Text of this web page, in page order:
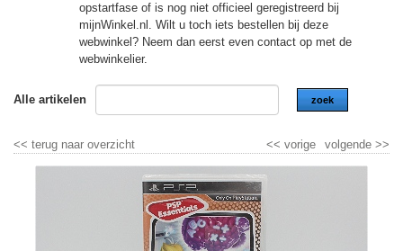
opstartfase of is nog niet officieel geregistreerd bij
mijnWinkel.nl. Wilt u toch iets bestellen bij deze
webwinkel? Neem dan eerst even contact op met de
webwinkelier.
Alle artikelen zoek
<< terug naar overzicht volgende >>
<< vorige